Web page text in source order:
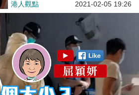
港人觀點 2021-02-05 19:26